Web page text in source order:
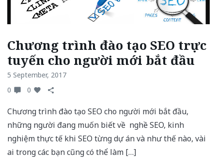
Chương trình đào tạo SEO trực
tuyến cho người mới bắt đầu
5 September, 2017
0
0
Chương trình đào tạo SEO cho người mới bắt đầu,
những người đang muốn biết về nghề SEO, kinh
nghiệm thực tế khi SEO từng dự án và như thế nào, vài
ai trong các bạn cũng có thể làm […]